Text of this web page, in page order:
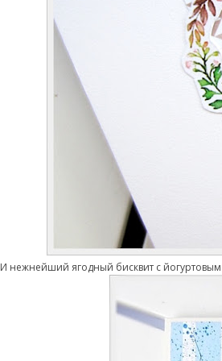
И нежнейший ягодный бисквит с